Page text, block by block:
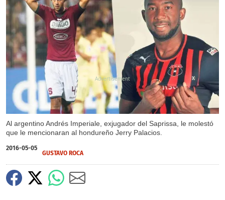
Al argentino Andrés Imperiale, exjugador del Saprissa, le molestó
que le mencionaran al hondureño Jerry Palacios.
X
2016-05-05
GUSTAVO ROCA